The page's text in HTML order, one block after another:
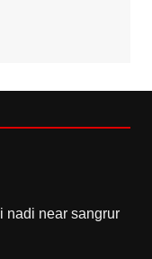
nadi near sangrur